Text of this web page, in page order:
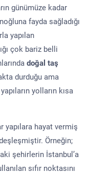
günümüze kadar
fayda sağladığı
yapılan
çok bariz belli
doğal taş
durduğu ama
yolların kısa
yapılara hayat vermiş
Örneğin;
şehirlerin İstanbul’a
sıfır noktasını